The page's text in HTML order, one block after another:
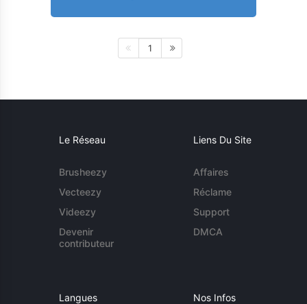
1
Le Réseau
Brusheezy
Vecteezy
Videezy
Devenir
contributeur
Liens Du Site
Affaires
Réclame
Support
DMCA
Langues Nos Infos